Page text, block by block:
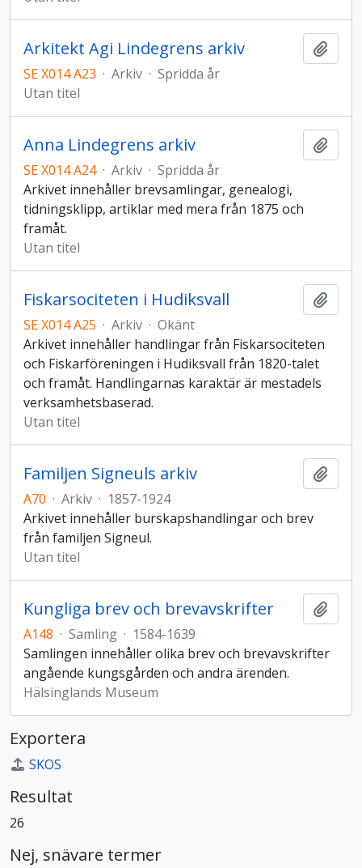
Arkitekt Agi Lindegrens arkiv
SE X014 A23 · Arkiv · Spridda år
Utan titel
Anna Lindegrens arkiv
SE X014 A24 · Arkiv · Spridda år
Arkivet innehåller brevsamlingar, genealogi,
tidningsklipp, artiklar med mera från 1875 och
framåt.
Utan titel
Fiskarsociteten i Hudiksvall
SE X014 A25 · Arkiv · Okänt
Arkivet innehåller handlingar från Fiskarsociteten
och Fiskarföreningen i Hudiksvall från 1820-talet
och framåt. Handlingarnas karaktär är mestadels
verksamhetsbaserad.
Utan titel
Familjen Signeuls arkiv
A70 · Arkiv · 1857-1924
Arkivet innehåller burskapshandlingar och brev
från familjen Signeul.
Utan titel
Kungliga brev och brevavskrifter
A148 · Samling · 1584-1639
Samlingen innehåller olika brev och brevavskrifter
angående kungsgården och andra ärenden.
Hälsinglands Museum
Exportera
SKOS
Resultat
26
Nej, snävare termer